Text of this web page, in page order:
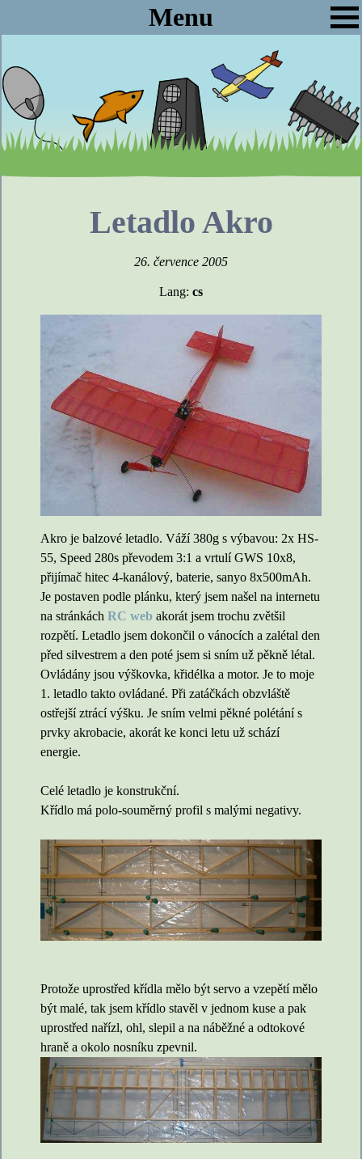
Menu
Letadlo Akro
26. července 2005
Lang: cs
Akro je balzové letadlo. Váží 380g s výbavou: 2x HS-
55, Speed 280s převodem 3:1 a vrtulí GWS 10x8,
přijímač hitec 4-kanálový, baterie, sanyo 8x500mAh.
Je postaven podle plánku, který jsem našel na internetu
na stránkách RC web akorát jsem trochu zvětšil
rozpětí. Letadlo jsem dokončil o vánocích a zalétal den
před silvestrem a den poté jsem si sním už pěkně létal.
Ovládány jsou výškovka, křidélka a motor. Je to moje
1. letadlo takto ovládané. Při zatáčkách obzvláště
ostřejší ztrácí výšku. Je sním velmi pěkné polétání s
prvky akrobacie, akorát ke konci letu už schází
energie.
Celé letadlo je konstrukční.
Křídlo má polo-souměrný profil s malými negativy.
Protože uprostřed křídla mělo být servo a vzepětí mělo
být malé, tak jsem křídlo stavěl v jednom kuse a pak
uprostřed nařízl, ohl, slepil a na náběžné a odtokové
hraně a okolo nosníku zpevnil.